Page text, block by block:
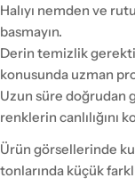
Halıyı nemden ve
basmayın.
Derin temizlik
konusunda uzman
Uzun süre doğrudan
renklerin canlılığını
Ürün görsellerinde
tonlarında küçük